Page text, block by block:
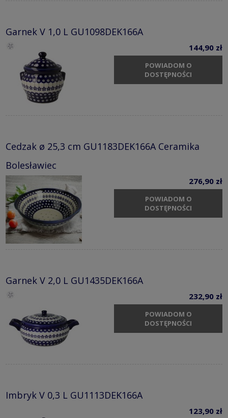
Garnek V 1,0 L GU1098DEK166A
144,90 zł
POWIADOM O
DOSTĘPNOŚCI
Cedzak ø 25,3 cm GU1183DEK166A Ceramika
Bolesławiec
276,90 zł
POWIADOM O
DOSTĘPNOŚCI
Garnek V 2,0 L GU1435DEK166A
232,90 zł
POWIADOM O
DOSTĘPNOŚCI
Imbryk V 0,3 L GU1113DEK166A
123,90 zł